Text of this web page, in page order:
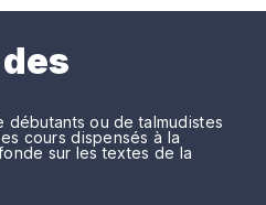
débutants ou de talmudistes
cours dispensés à la
sur les textes de la